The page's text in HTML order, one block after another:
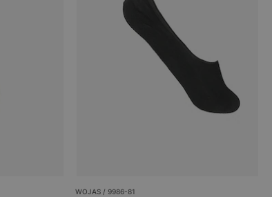
WOJAS / 9986-81